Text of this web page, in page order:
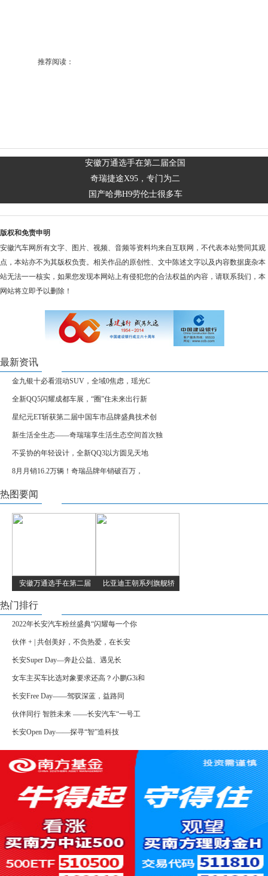
推荐阅读：
安徽万通选手在第二届全国
奇瑞捷途X95，专门为二
国产哈弗H9劳伦士很多车
版权和免责申明
安徽汽车网所有文字、图片、视频、音频等资料均来自互联网，不代表本站赞同其观
点，本站亦不为其版权负责。相关作品的原创性、文中陈述文字以及内容数据庞杂本
站无法一一核实，如果您发现本网站上有侵犯您的合法权益的内容，请联系我们，本
网站将立即予以删除！
最新资讯
金九银十必看混动SUV，全域0焦虑，瑶光C
全新QQ5闪耀成都车展，“圈”住未来出行新
星纪元ET斩获第二届中国车市品牌盛典技术创
新生活全生态——奇瑞瑞享生活生态空间首次独
不妥协的年轻设计，全新QQ3以方圆见天地
8月月销16.2万辆！奇瑞品牌年销破百万，
热图要闻
安徽万通选手在第二届 比亚迪王朝系列旗舰轿
热门排行
2022年长安汽车粉丝盛典“闪耀每一个你
伙伴 + | 共创美好，不负热爱，在长安
长安Super Day—奔赴公益、遇见长
女车主买车比选对象要求还高？小鹏G3i和
长安Free Day——驾驭深蓝，益路同
伙伴同行 智胜未来 ——长安汽车“一号工
长安Open Day——探寻“智”造科技